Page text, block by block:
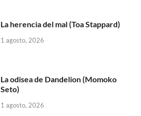
La herencia del mal (Toa Stappard)
1 agosto, 2026
La odisea de Dandelion (Momoko
Seto)
1 agosto, 2026